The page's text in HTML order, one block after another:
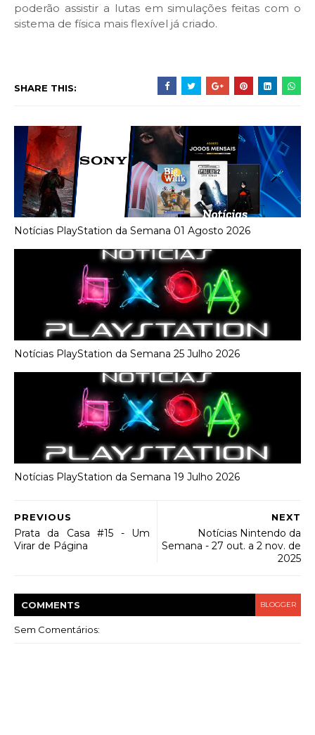
poderão assistir a lutas em simulações feitas com o
sistema de física mais flexível já criado.
SHARE THIS:
Notícias PlayStation da Semana 01 Agosto 2026
Notícias PlayStation da Semana 25 Julho 2026
Notícias PlayStation da Semana 19 Julho 2026
NEXT
Notícias Nintendo da
Semana - 27 out. a 2 nov. de
2025
PREVIOUS
Prata da Casa #15 - Um
Virar de Página
COMMENTS BLOGGER
Sem Comentários: